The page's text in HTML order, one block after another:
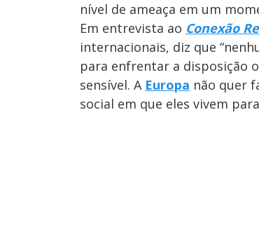
nível de ameaça em um
Em entrevista ao Conexão
internacionais, diz que
para enfrentar a disposição
sensível. A Europa não quer
social em que eles vivem